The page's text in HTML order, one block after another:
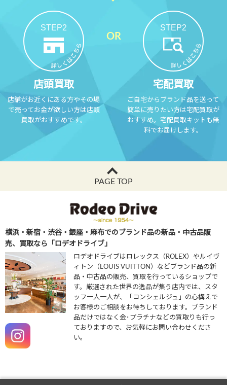
STEP2
店頭買取
店舗がお近くにある方やその場
で売ってお金が欲しい方は店頭
買取がおすすめです。
STEP2
宅配買取
ご自宅からブランド品を送って
簡単に売りたい方は宅配買取が
おすすめ。宅配買取キットも無
料でお届けします。
PAGE TOP
横浜・新宿・渋谷・銀座・麻布でのブランド品の新品・中古品販
売、買取なら「ロデオドライブ」
ロデオドライブはロレックス（ROLEX）やルイヴ
ィトン（LOUIS VUITTON）などブランド品の新
品・中古品の販売、買取を行っているショップで
す。厳選された世界の逸品が集う店内では、スタ
ッフ一人一人が、「コンシェルジュ」の心構えで
お客様のご相談をお待ちしております。ブランド
品だけではなく金･プラチナなどの買取りも行っ
ておりますので、お気軽にお問い合わせくださ
い。